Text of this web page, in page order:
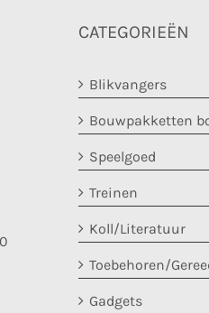
CATEGORIEËN
Blikvangers
Bouwpakketten
Speelgoed
Treinen
Koll/Literatuur
Toebehoren/
Gadgets